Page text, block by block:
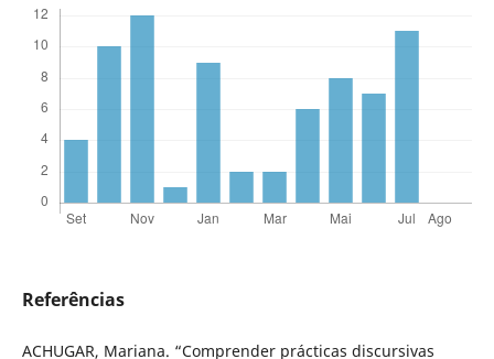
Referências
ACHUGAR, Mariana. “Comprender prácticas discursivas